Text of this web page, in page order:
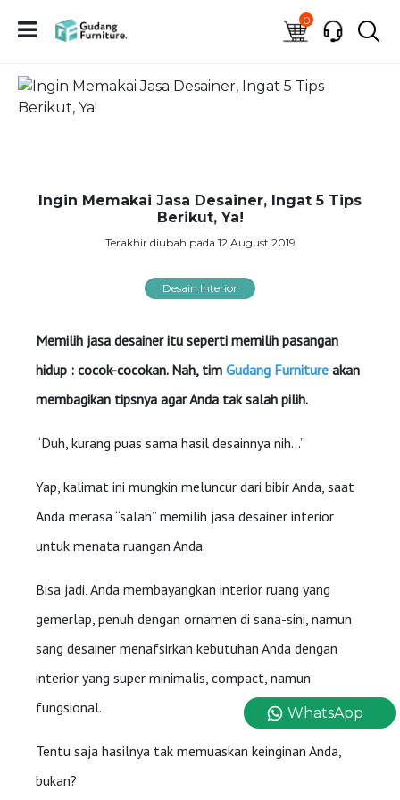
0
Ingin Memakai Jasa Desainer, Ingat 5 Tips
Berikut, Ya!
Terakhir diubah pada 12 August 2019
Desain Interior
Memilih jasa desainer itu seperti memilih pasangan
hidup : cocok-cocokan. Nah, tim Gudang Furniture akan
membagikan tipsnya agar Anda tak salah pilih.
“Duh, kurang puas sama hasil desainnya nih…”
Yap, kalimat ini mungkin meluncur dari bibir Anda, saat
Anda merasa “salah” memilih jasa desainer interior
untuk menata ruangan Anda.
Bisa jadi, Anda membayangkan interior ruang yang
gemerlap, penuh dengan ornamen di sana-sini, namun
sang desainer menafsirkan kebutuhan Anda dengan
interior yang super minimalis, compact, namun
fungsional.
Tentu saja hasilnya tak memuaskan keinginan Anda,
bukan?
WhatsApp